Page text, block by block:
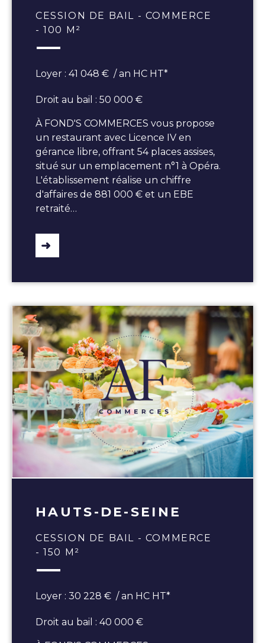
CESSION DE BAIL - COMMERCE
- 100 M²
Loyer : 41 048 € / an HC HT*
Droit au bail : 50 000 €
À FOND'S COMMERCES vous propose
un restaurant avec Licence IV en
gérance libre, offrant 54 places assises,
situé sur un emplacement n°1 à Opéra.
L'établissement réalise un chiffre
d'affaires de 881 000 € et un EBE
retraité…
HAUTS-DE-SEINE
CESSION DE BAIL - COMMERCE
- 150 M²
Loyer : 30 228 € / an HC HT*
Droit au bail : 40 000 €